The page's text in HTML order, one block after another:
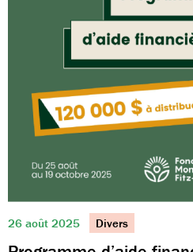
26 août 2025 Divers